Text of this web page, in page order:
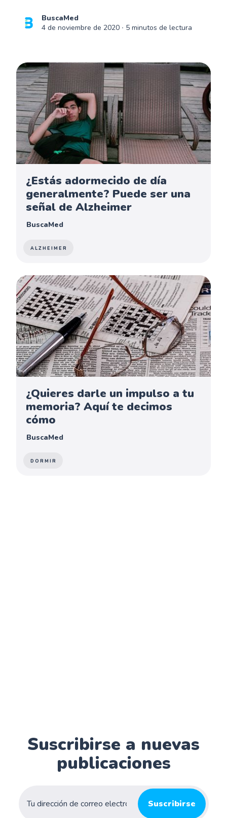
BuscaMed
4 de noviembre de 2020 ∙ 5 minutos de lectura
¿Estás adormecido de día
generalmente? Puede ser una
señal de Alzheimer
BuscaMed
ALZHEIMER
¿Quieres darle un impulso a tu
memoria? Aquí te decimos
cómo
BuscaMed
DORMIR
Suscribirse a nuevas
publicaciones
Suscribirse